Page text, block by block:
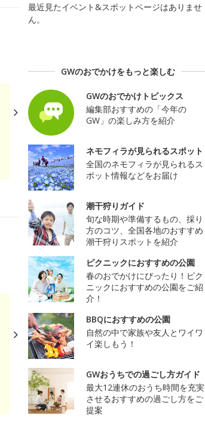
最近見たイベント&スポットページはありませ
ん。
GWのおでかけをもっと楽しむ
GWのおでかけトピックス
編集部おすすめの「今年の
GW」の楽しみ方を紹介
ネモフィラが見られるスポット
全国のネモフィラが見られるス
ポット情報などをお届け
潮干狩りガイド
旬な時期や準備するもの、採り
方のコツ、全国各地のおすすめ
潮干狩りスポットを紹介
ピクニックにおすすめの公園
春のおでかけにぴったり！ピク
ニックにおすすめの公園をご紹
介！
BBQにおすすめの公園
自然の中で家族や友人とワイワ
イ楽しもう！
GWおうちでの過ごし方ガイド
最大12連休のおうち時間を充実
させるおすすめの過ごし方をご
提案